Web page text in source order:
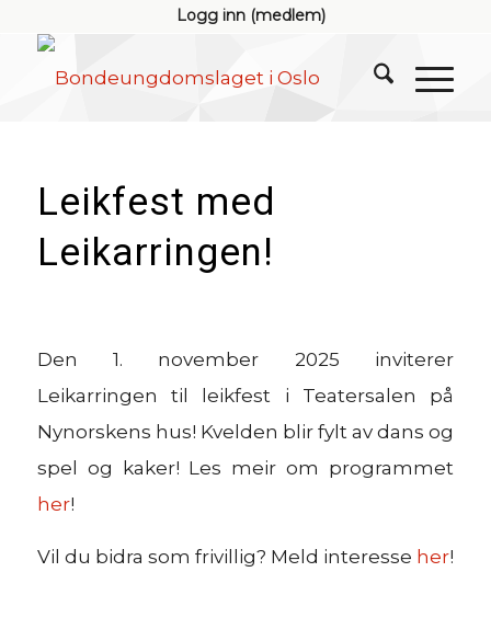
Logg inn (medlem)
Leikfest med
Leikarringen!
Den 1. november 2025 inviterer
Leikarringen til leikfest i Teatersalen på
Nynorskens hus! Kvelden blir fylt av dans og
spel og kaker! Les meir om programmet
her!
Vil du bidra som frivillig? Meld interesse her!